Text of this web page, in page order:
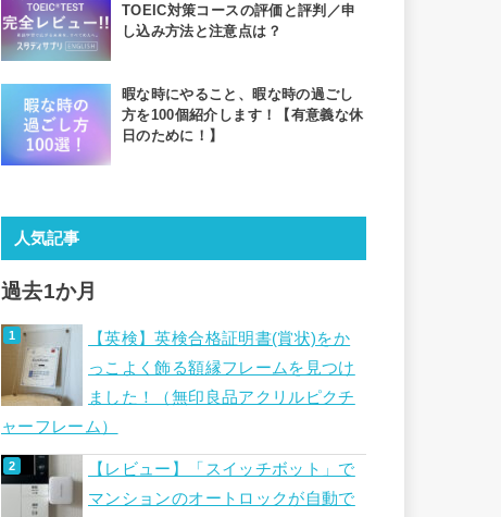
TOEIC対策コースの評価と評判／申
し込み方法と注意点は？
暇な時にやること、暇な時の過ごし
方を100個紹介します！【有意義な休
日のために！】
人気記事
過去1か月
【英検】英検合格証明書(賞状)をか
っこよく飾る額縁フレームを見つけ
ました！（無印良品アクリルピクチ
ャーフレーム）
【レビュー】「スイッチボット」で
マンションのオートロックが自動で